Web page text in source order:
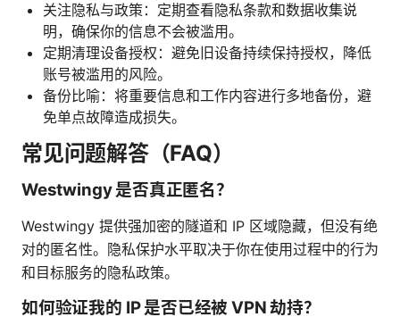
关注隐私与政策：定期查看隐私条款和数据收集说
明，确保你的信息不会被滥用。
定期清理设备授权：避免旧设备持续保持授权，降低
账号被滥用的风险。
备份比喻：将重要信息和工作内容进行多地备份，避
免单点故障造成损失。
常见问题解答（FAQ）
Westwingy 是否真正匿名？
Westwingy 提供强加密的隧道和 IP 区域隐藏，但没有绝
对的匿名性。隐私保护水平取决于你在使用过程中的行为
和目标服务的隐私政策。
如何验证我的 IP 是否已经被 VPN 劫持？